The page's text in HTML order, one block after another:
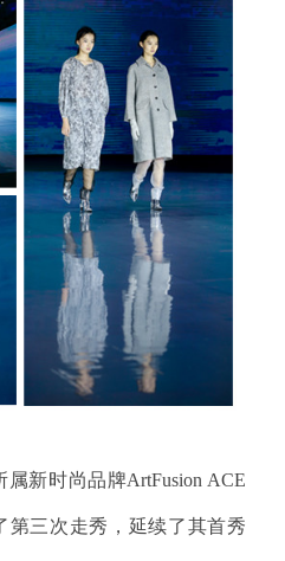
新时尚品牌ArtFusion ACE
第三次走秀，延续了其首秀